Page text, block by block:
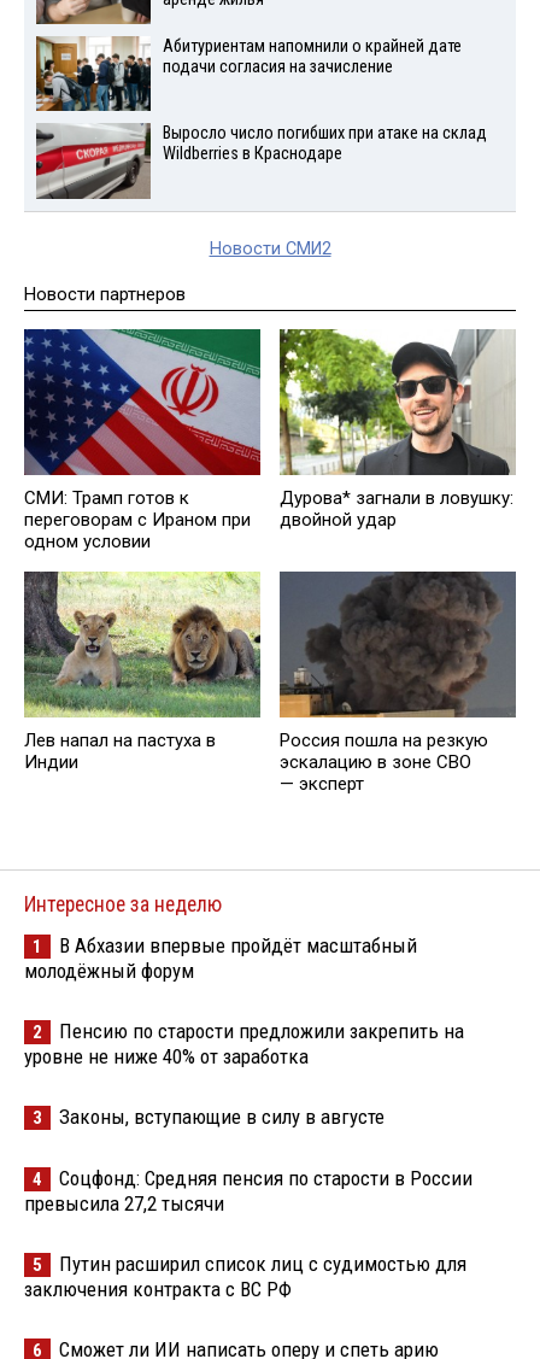
Абитуриентам напомнили о крайней дате
подачи согласия на зачисление
Выросло число погибших при атаке на склад
Wildberries в Краснодаре
Новости СМИ2
Новости партнеров
СМИ: Трамп готов к
переговорам с Ираном при
одном условии
Дурова* загнали в ловушку:
двойной удар
Лев напал на пастуха в
Индии
Россия пошла на резкую
эскалацию в зоне СВО
— эксперт
Интересное за неделю
1
В Абхазии впервые пройдёт масштабный
молодёжный форум
2
Пенсию по старости предложили закрепить на
уровне не ниже 40% от заработка
3 Законы, вступающие в силу в августе
4
Соцфонд: Средняя пенсия по старости в России
превысила 27,2 тысячи
5
Путин расширил список лиц с судимостью для
заключения контракта с ВС РФ
6 Сможет ли ИИ написать оперу и спеть арию